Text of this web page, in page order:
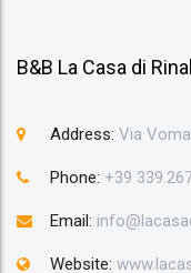
B&B La Casa di
Address: Via
Phone: +39
Email:
Website: